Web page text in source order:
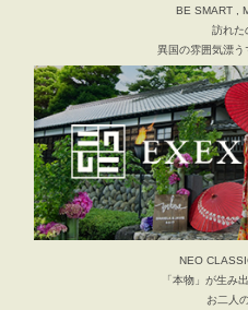
BE SMART ,
訪れた
異国の雰囲気漂
NEO
「本物」が生み
お二人